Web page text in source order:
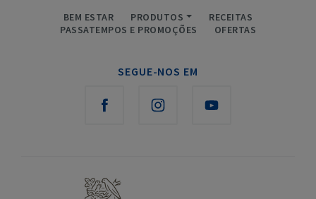
BEM ESTAR PRODUTOS
RECEITAS
PASSATEMPOS E PROMOÇÕES
OFERTAS
SEGUE-NOS EM